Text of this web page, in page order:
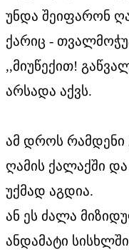
უნდა შეიფარონ
ქარიც -
,,მიუწექით!
არსადა აქვს.
ამ დროს რამდენი
ღამის ქალაქში და
უქმად აგდია.
ან ეს ძალა
ანდამატი